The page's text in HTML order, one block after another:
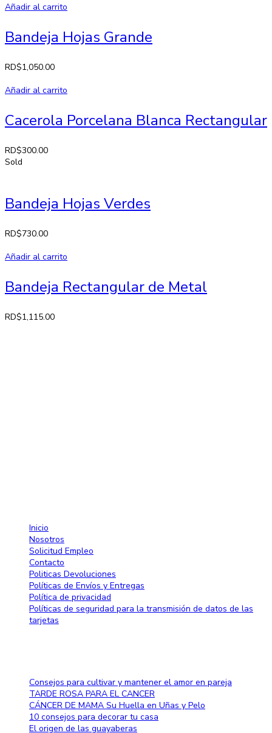
Añadir al carrito
Bandeja Hojas Grande
RD$1,050.00
Añadir al carrito
Cacerola Porcelana Blanca Rectangular
RD$300.00
Sold
Bandeja Hojas Verdes
RD$730.00
Añadir al carrito
Bandeja Rectangular de Metal
RD$1,115.00
Inicio
Nosotros
Solicitud Empleo
Contacto
Politicas Devoluciones
Políticas de Envíos y Entregas
Política de privacidad
Políticas de seguridad para la transmisión de datos de las
tarjetas
Consejos para cultivar y mantener el amor en pareja
TARDE ROSA PARA EL CANCER
CÁNCER DE MAMA Su Huella en Uñas y Pelo
10 consejos para decorar tu casa
El origen de las guayaberas